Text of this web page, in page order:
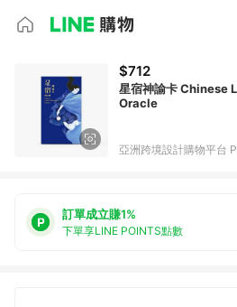
$712
星宿神諭卡 Chinese
Oracle
亞洲跨境設計購物平台
訂單成立賺1%
下單享LINE POINTS點數